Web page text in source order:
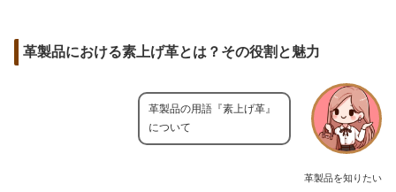
革製品における素上げ革とは？その役割と魅力
革製品を知りたい
革製品の用語『素上げ革』
について